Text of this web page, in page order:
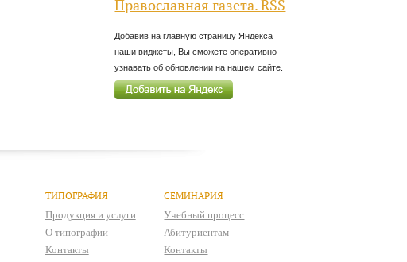
Православная газета. RSS
Добавив на главную страницу Яндекса
наши виджеты, Вы сможете оперативно
узнавать об обновлении на нашем сайте.
ТИПОГРАФИЯ
Продукция и услуги
О типографии
Контакты
СЕМИНАРИЯ
Учебный процесс
Абитуриентам
Контакты